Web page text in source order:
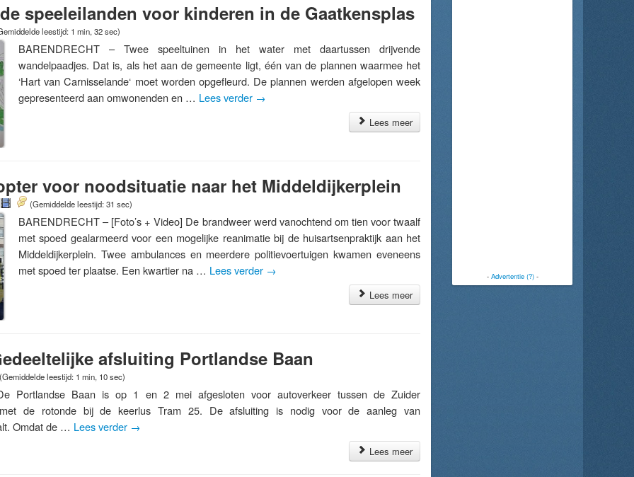
speeleilanden voor kinderen in de Gaatkensplas
leestijd: 1 min, 32 sec)
BARENDRECHT – Twee speeltuinen in het water met daartussen drijvende
wandelpaadjes. Dat is, als het aan de gemeente ligt, één van de plannen waarmee het
‘Hart van Carnisselande‘ moet worden opgefleurd. De plannen werden afgelopen week
gepresenteerd aan omwonenden en … Lees verder →
Lees meer
voor noodsituatie naar het Middeldijkerplein
(Gemiddelde leestijd: 31 sec)
BARENDRECHT – [Foto’s + Video] De brandweer werd vanochtend om tien voor twaalf
met spoed gealarmeerd voor een mogelijke reanimatie bij de huisartsenpraktijk aan het
Middeldijkerplein. Twee ambulances en meerdere politievoertuigen kwamen eveneens
met spoed ter plaatse. Een kwartier na … Lees verder →
Lees meer
afsluiting Portlandse Baan
(Gemiddelde leestijd: 1 min, 10 sec)
Portlandse Baan is op 1 en 2 mei afgesloten voor autoverkeer tussen de Zuider
de rotonde bij de keerlus Tram 25. De afsluiting is nodig voor de aanleg van
Omdat de … Lees verder →
Lees meer
- Advertentie (?)-